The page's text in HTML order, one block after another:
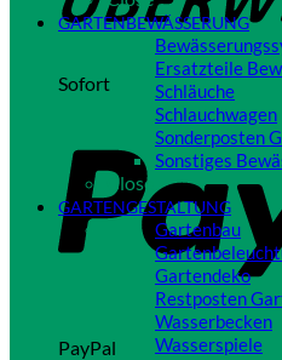
Sofort
PayPal
GARTENBEWÄSSERUNG
Ersatzteile
Schläuche
Schlauchwagen
Sonderposten
Sonstiges
Close
GARTENGESTALTUNG
Gartenbau
Gartendeko
Restposten
Wasserbecken
Wasserspiele